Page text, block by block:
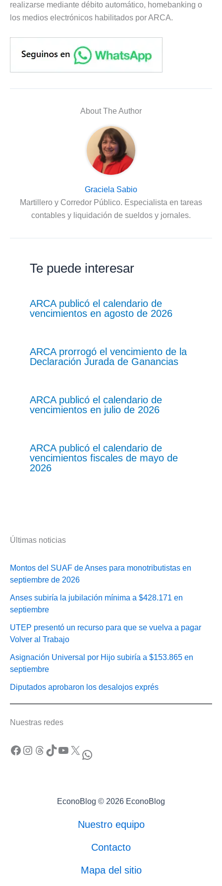
realizarse mediante débito automático, homebanking o
los medios electrónicos habilitados por ARCA.
About The Author
Graciela Sabio
Martillero y Corredor Público. Especialista en tareas
contables y liquidación de sueldos y jornales.
Te puede interesar
ARCA publicó el calendario de
vencimientos en agosto de 2026
ARCA prorrogó el vencimiento de la
Declaración Jurada de Ganancias
ARCA publicó el calendario de
vencimientos en julio de 2026
ARCA publicó el calendario de
vencimientos fiscales de mayo de
2026
Últimas noticias
Montos del SUAF de Anses para monotributistas en
septiembre de 2026
Anses subiría la jubilación mínima a $428.171 en
septiembre
UTEP presentó un recurso para que se vuelva a pagar
Volver al Trabajo
Asignación Universal por Hijo subiría a $153.865 en
septiembre
Diputados aprobaron los desalojos exprés
Nuestras redes
Facebook Instagram Threads TikTok YouTube X WhatsApp
EconoBlog © 2026 EconoBlog
Nuestro equipo
Contacto
Mapa del sitio